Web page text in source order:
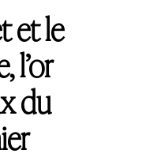
et le
l’or
du